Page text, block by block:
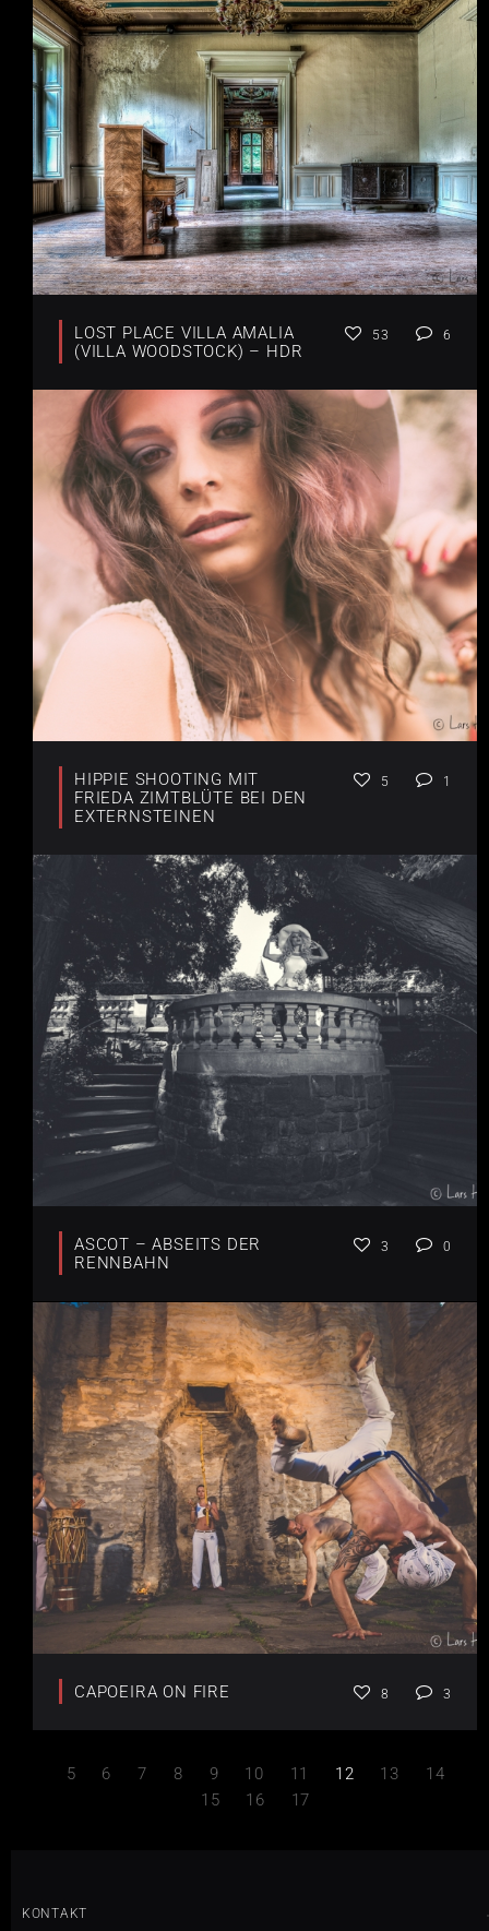
LOST PLACE VILLA AMALIA
(VILLA WOODSTOCK) – HDR
53 6
HIPPIE SHOOTING MIT
FRIEDA ZIMTBLÜTE BEI DEN
EXTERNSTEINEN
5 1
ASCOT – ABSEITS DER
RENNBAHN
3 0
CAPOEIRA ON FIRE 8 3
5 6 7 8 9 10 11 12 13
14
15
16 17
KONTAKT